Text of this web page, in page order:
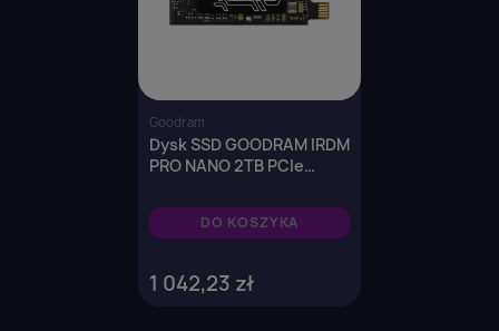
Goodram
Dysk SSD GOODRAM IRDM
PRO NANO 2TB PCIe
(7300/6000 MB/s) 3D
NAND
DO KOSZYKA
1 042,23 zł